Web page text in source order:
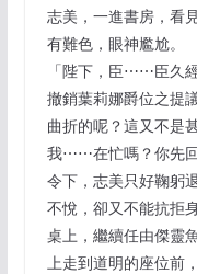
志美，一進書房，看
有難色，眼神尷尬。
「陛下，臣⋯⋯臣久
撤銷葉莉娜爵位之提
曲折的呢？這又不是
我⋯⋯在忙嗎？你先
令下，志美只好鞠躬
不悅，卻又不能抗拒
桌上，繼續任由傑靈
上走到道明的座位前